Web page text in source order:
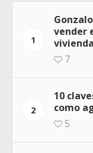
1
vender
7
2
10
como
5